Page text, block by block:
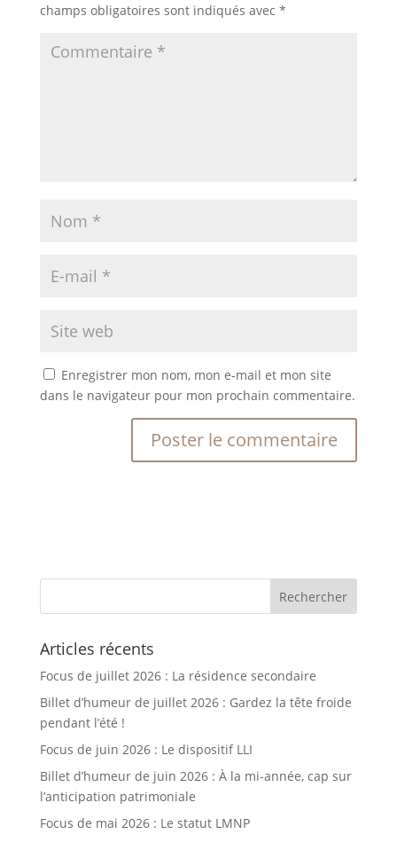
champs obligatoires sont indiqués avec *
Enregistrer mon nom, mon e-mail et mon site
dans le navigateur pour mon prochain commentaire.
Articles récents
Focus de juillet 2026 : La résidence secondaire
Billet d’humeur de juillet 2026 : Gardez la tête froide
pendant l’été !
Focus de juin 2026 : Le dispositif LLI
Billet d’humeur de juin 2026 : À la mi-année, cap sur
l’anticipation patrimoniale
Focus de mai 2026 : Le statut LMNP